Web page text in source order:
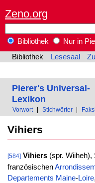
Zeno.org
Bibliothek
Nur in
Bibliothek
Lesesaal
Pierer's Universal-
Lexikon
Vorwort Stichwörter
Vihiers
[584] Vihiers(spr. Wiiheh),
französischen
Departements Maine-Loire,